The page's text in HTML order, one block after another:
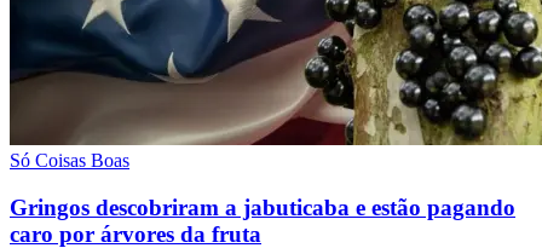
Só Coisas Boas
Gringos descobriram a jabuticaba e estão pagando
caro por árvores da fruta